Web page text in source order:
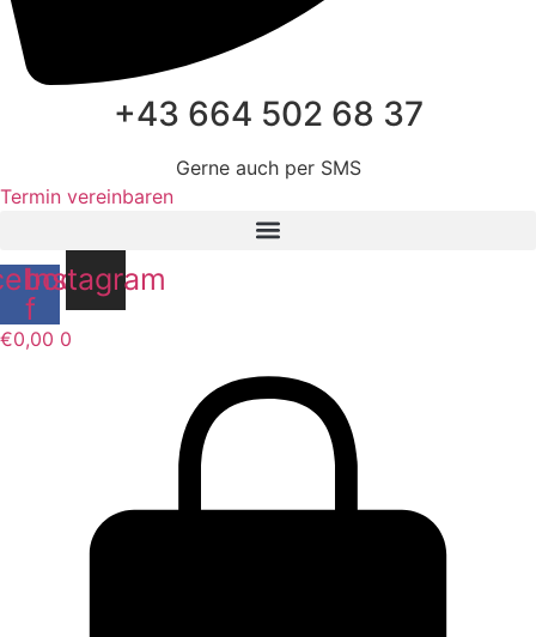
+43 664 502 68 37
Gerne auch per SMS
Termin vereinbaren
f
Instagram
€0,00 0